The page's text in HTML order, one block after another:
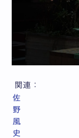
関連：
佐
野
風
史